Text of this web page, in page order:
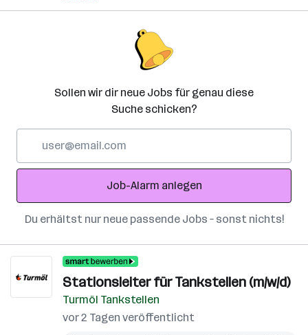
Sollen wir dir neue Jobs für genau diese
Suche schicken?
Adresse
Job-Alarm anlegen
Du erhältst nur neue passende Jobs – sonst nichts!
Stationsleiter für Tankstellen (m/w/d)
Turmöl Tankstellen
vor 2 Tagen veröffentlicht